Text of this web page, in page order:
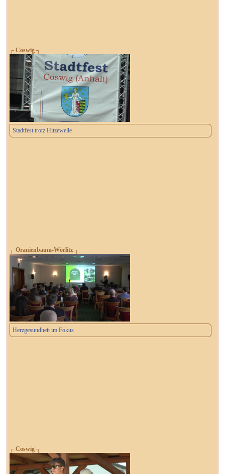
┌ Coswig ┐
Stadtfest trotz Hitzewelle
┌ Oranienbaum-Wörlitz ┐
Herzgesundheit im Fokus
┌ Coswig ┐